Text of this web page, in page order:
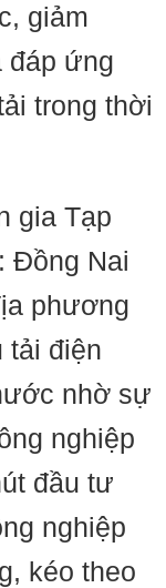
giảm
đáp ứng
trong thời
gia Tạp
Đồng Nai
phương
tải điện
nhờ sự
nghiệp
đầu tư
nghiệp
kéo theo